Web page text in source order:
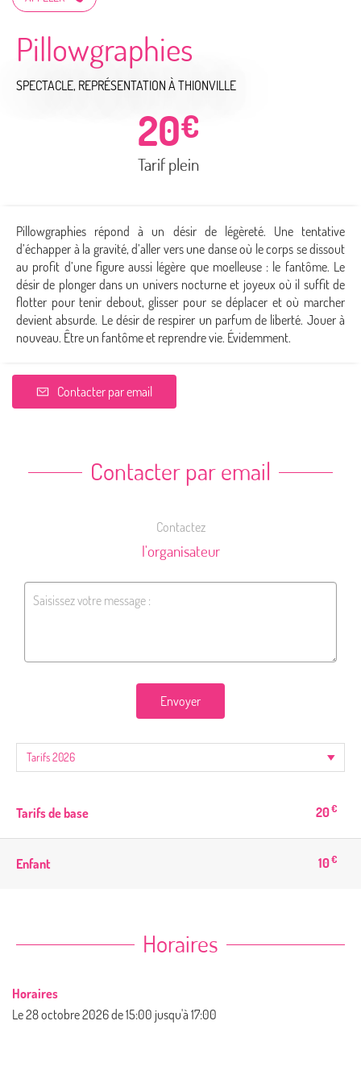
Pillowgraphies
SPECTACLE, REPRÉSENTATION À THIONVILLE
20€
Tarif plein
Pillowgraphies répond à un désir de légèreté. Une tentative
d’échapper à la gravité, d’aller vers une danse où le corps se dissout
au profit d’une figure aussi légère que moelleuse : le fantôme. Le
désir de plonger dans un univers nocturne et joyeux où il suffit de
flotter pour tenir debout, glisser pour se déplacer et où marcher
devient absurde. Le désir de respirer un parfum de liberté. Jouer à
nouveau. Être un fantôme et reprendre vie. Évidemment.
Contacter par email
Contacter par email
Contactez
l'organisateur
Envoyer
Tarifs de base 20€
Enfant 10€
Horaires
Horaires
Le28 octobre 2026de 15:00 jusqu'à 17:00